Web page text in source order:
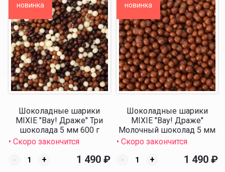
новинка
Шоколадные шарики
MIXIE "Вау! Драже" Три
шоколада 5 мм 600 г
• Скоро закончится
-
+ 1 490 ₽
новинка
Шоколадные шарики
MIXIE "Вау! Драже"
Молочный шоколад 5 мм
600 г
• Скоро закончится
-
+ 1 490 ₽